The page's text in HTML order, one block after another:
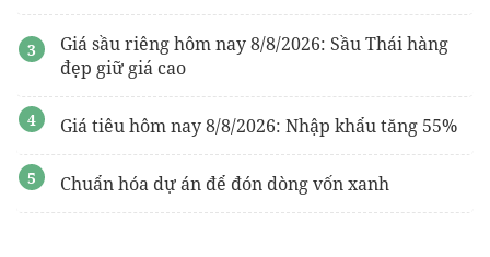
Giá sầu riêng hôm nay 8/8/2026: Sầu Thái hàng
đẹp giữ giá cao
Giá tiêu hôm nay 8/8/2026: Nhập khẩu tăng 55%
Chuẩn hóa dự án để đón dòng vốn xanh